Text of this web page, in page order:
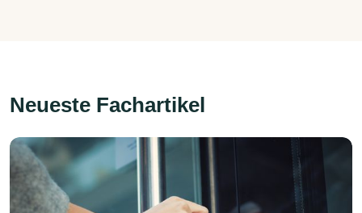
Neueste Fachartikel